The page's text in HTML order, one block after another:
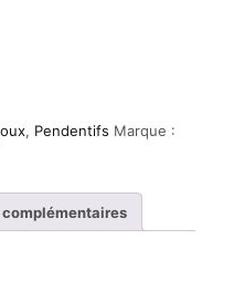
, Pendentifs Marque :